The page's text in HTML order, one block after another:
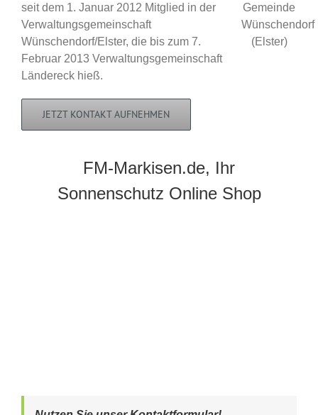
seit dem 1. Januar 2012 Mitglied in der
Verwaltungsgemeinschaft
Wünschendorf/Elster, die bis zum 7.
Februar 2013 Verwaltungsgemeinschaft
Ländereck hieß.
JETZT KONTAKT AUFNEHMEN
FM-Markisen.de, Ihr
Sonnenschutz Online Shop